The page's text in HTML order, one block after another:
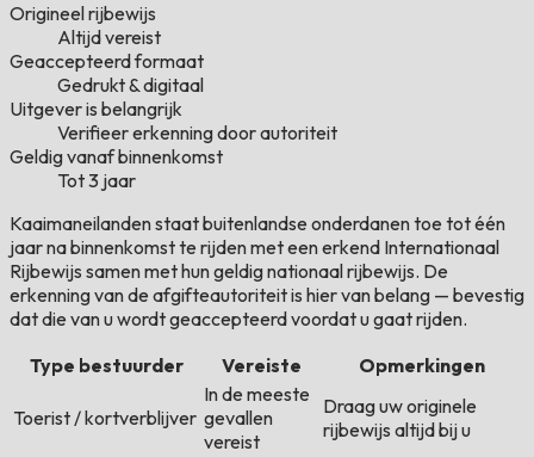
Origineel rijbewijs
Altijd vereist
Geaccepteerd formaat
Gedrukt & digitaal
Uitgever is belangrijk
Verifieer erkenning door autoriteit
Geldig vanaf binnenkomst
Tot 3 jaar
Kaaimaneilanden staat buitenlandse onderdanen toe tot één
jaar na binnenkomst te rijden met een erkend Internationaal
Rijbewijs samen met hun geldig nationaal rijbewijs. De
erkenning van de afgifteautoriteit is hier van belang — bevestig
dat die van u wordt geaccepteerd voordat u gaat rijden.
Type bestuurder
Vereiste Opmerkingen
Toerist / kortverblijver
In de meeste
gevallen
vereist
Draag uw originele
rijbewijs altijd bij u